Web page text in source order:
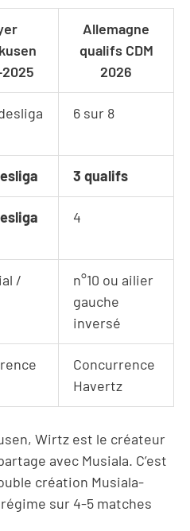
Allemagne
qualifs CDM
2026
6 sur 8
3 qualifs
4
/
n°10 ou ailier
gauche
inversé
Concurrence
Havertz
Wirtz est le créateur
avec Musiala. C’est
création Musiala-
sur 4-5 matches